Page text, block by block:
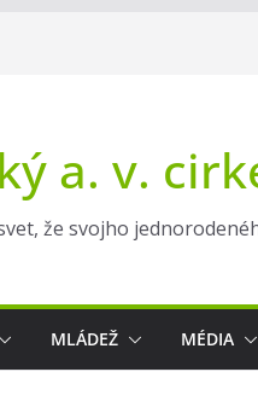
a. v.
že svojho
MLÁDEŽ MÉDIA